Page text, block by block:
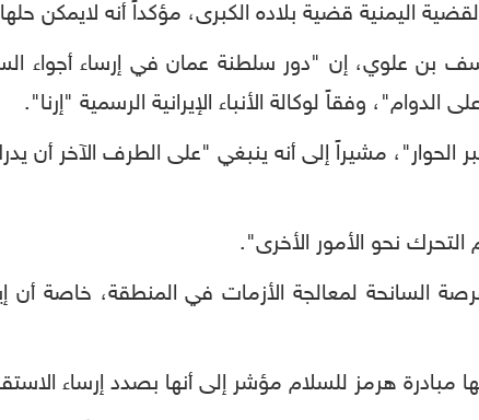
اليمنية قضية بلاده الكبرى، مؤكداً أنه لايمكن
بن علوي، إن "دور سلطنة عمان في إرساء أجواء
وفقاً لوكالة الأنباء الإيرانية الرسمية "إرنا".
مشيراً إلى أنه ينبغي "على الطرف الآخر أن
التحرك نحو الأمور الأخرى".
السانحة لمعالجة الأزمات في المنطقة، خاصة أن
هرمز للسلام مؤشر إلى أنها بصدد إرساء